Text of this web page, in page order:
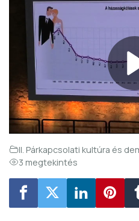
II. Párkapcsolati kultúra és
3 megtekintés